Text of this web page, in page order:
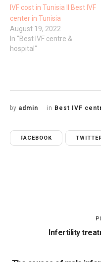
IVF cost in Tunisia II Best IVF
center in Tunisia
August 19, 2022
In "Best IVF centre &
hospital"
by admin in Best IVF
FACEBOOK
Infertility